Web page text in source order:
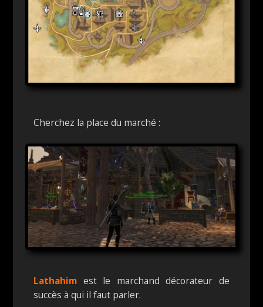
Cherchez la place du marché :
Lathahim est le marchand décorateur de
succès à qui il faut parler.